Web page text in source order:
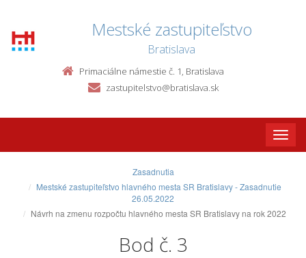
Mestské zastupiteľstvo
Bratislava
Primaciálne námestie č. 1, Bratislava
zastupitelstvo@bratislava.sk
Toggle
Zasadnutia
Mestské zastupiteľstvo hlavného mesta SR Bratislavy - Zasadnutie
26.05.2022
Návrh na zmenu rozpočtu hlavného mesta SR Bratislavy na rok 2022
Bod č. 3